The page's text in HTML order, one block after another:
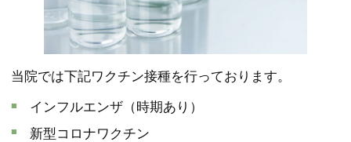
当院では下記ワクチン接種を行っております。
インフルエンザ（時期あり）
新型コロナワクチン